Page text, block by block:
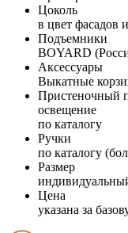
Цоколь
в цвет фасадов
Подъемники
BOYARD
Аксессуары
Выкатные
Пристеночный
освещение
по каталогу
Ручки
по каталогу
Размер
Цена
указана за